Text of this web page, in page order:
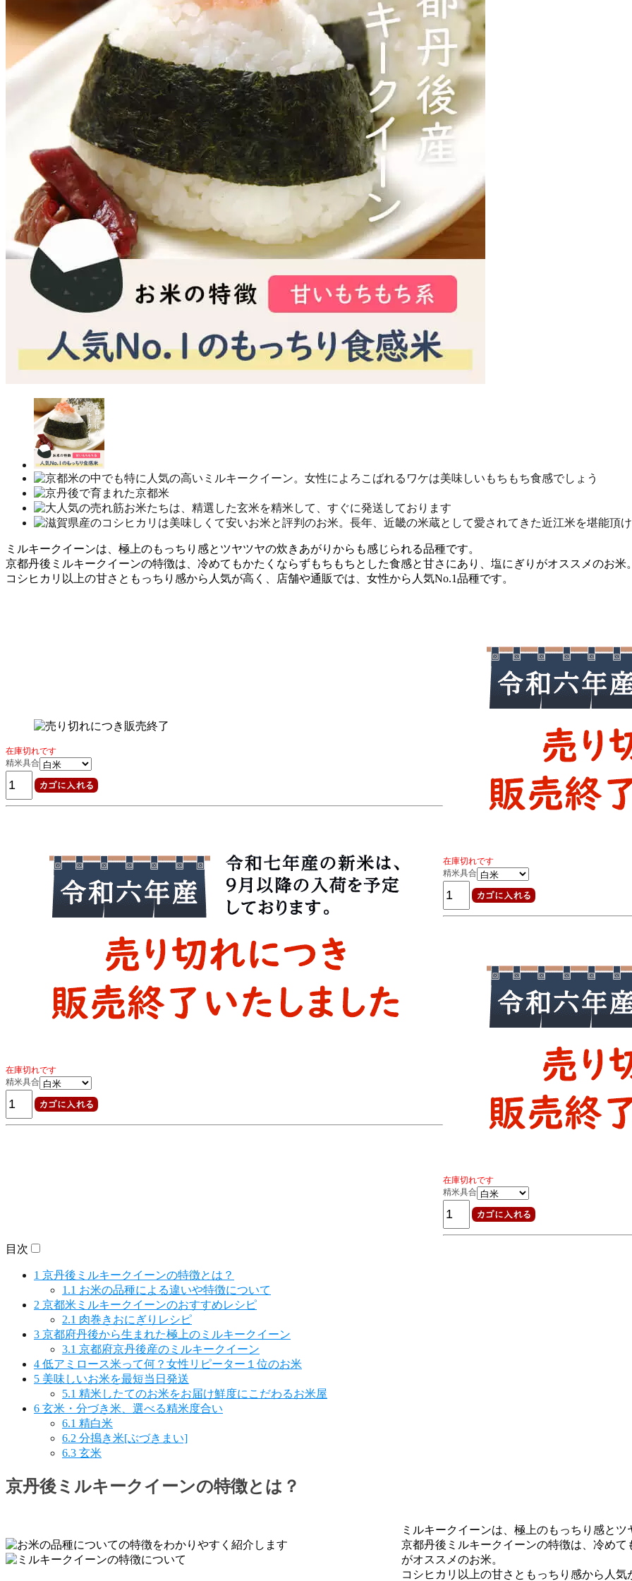
ミルキークイーンは、極上のもっちり感とツヤツヤの炊きあがりからも感じられる品種です。
京都丹後ミルキークイーンの特徴は、冷めてもかたくならずもちもちとした食感と甘さにあり、塩にぎりがオススメのお米
コシヒカリ以上の甘さともっちり感から人気が高く、店舗や通販では、女性から人気No.1品種です。
在庫切れです
精米具合
在庫切れです
精米具合
在庫切れです
精米具合
在庫切れです
精米具合
目次
1 京丹後ミルキークイーンの特徴とは？
1.1 お米の品種による違いや特徴について
2 京都米ミルキークイーンのおすすめレシピ
2.1 肉巻きおにぎりレシピ
3 京都府丹後から生まれた極上のミルキークイーン
3.1 京都府京丹後産のミルキークイーン
4 低アミロース米って何？女性リピーター１位のお米
5 美味しいお米を最短当日発送
5.1 精米したてのお米をお届け鮮度にこだわるお米屋
6 玄米・分づき米、選べる精米度合い
6.1 精白米
6.2 分搗き米[ぶづきまい]
6.3 玄米
京丹後ミルキークイーンの特徴とは？
ミルキークイーンは、極上のもっちり感と
京都丹後ミルキークイーンの特徴は、冷め
がオススメのお米。
コシヒカリ以上の甘さともっちり感から人